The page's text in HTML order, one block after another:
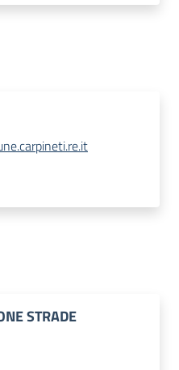
STRADE